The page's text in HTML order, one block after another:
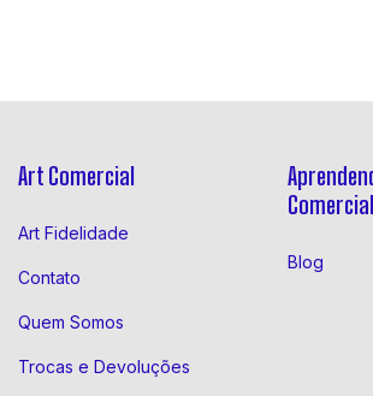
Art Comercial
Art Fidelidade
Contato
Quem Somos
Trocas e Devoluções
Comercial
Blog